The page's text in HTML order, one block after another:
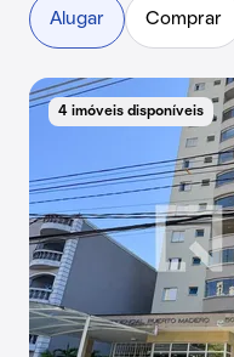
Alugar Comprar
4 imóveis disponíveis